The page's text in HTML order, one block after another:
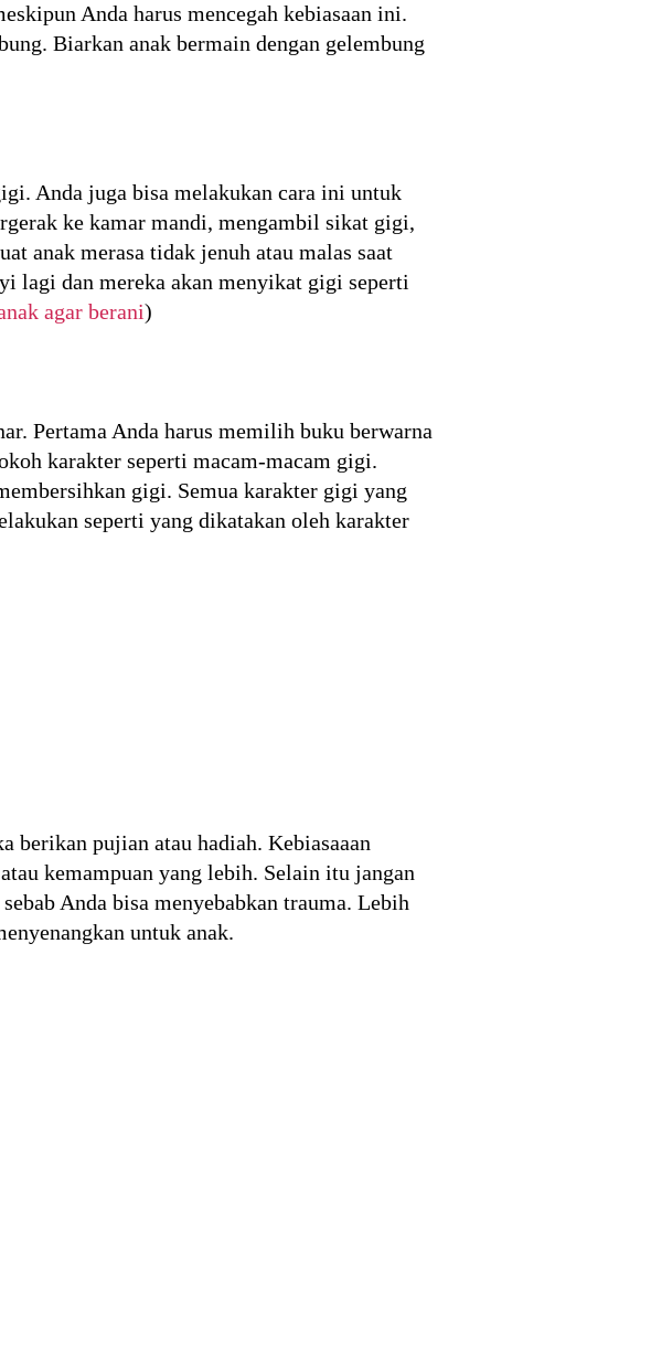
Anda harus mencegah kebiasaan ini.
Biarkan anak bermain dengan gelembung
Anda juga bisa melakukan cara ini untuk
ke kamar mandi, mengambil sikat gigi,
anak merasa tidak jenuh atau malas saat
lagi dan mereka akan menyikat gigi seperti
agar berani)
Pertama Anda harus memilih buku berwarna
karakter seperti macam-macam gigi.
gigi. Semua karakter gigi yang
seperti yang dikatakan oleh karakter
berikan pujian atau hadiah. Kebiasaaan
kemampuan yang lebih. Selain itu jangan
Anda bisa menyebabkan trauma. Lebih
untuk anak.